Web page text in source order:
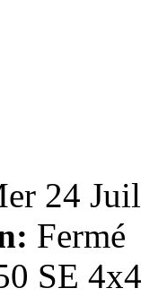
24
Fermé
SE 4x4